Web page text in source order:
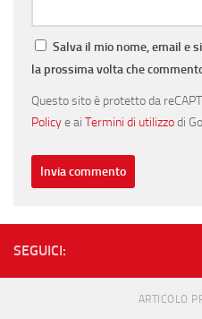
Salva il mio nome, email e
la prossima volta che
Questo sito è protetto da
Policye ai Termini di utilizzodi
SEGUICI:
ARTICOLO